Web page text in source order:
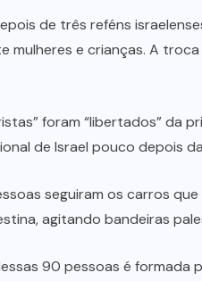
de três reféns
mulheres e crianças. A
foram “libertados” da
de Israel pouco depois
seguiram os carros
agitando bandeiras
90 pessoas é formada